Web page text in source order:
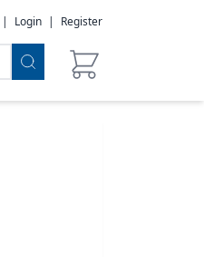
| Login | Register